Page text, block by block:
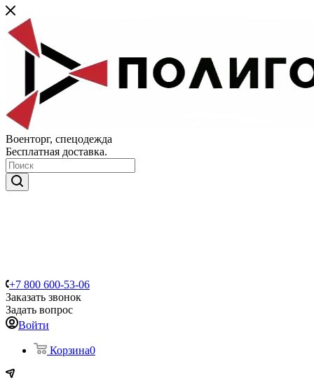
Военторг, спецодежда
Бесплатная доставка.
+7 800 600-53-06
Заказать звонок
Задать вопрос
Войти
Корзина0